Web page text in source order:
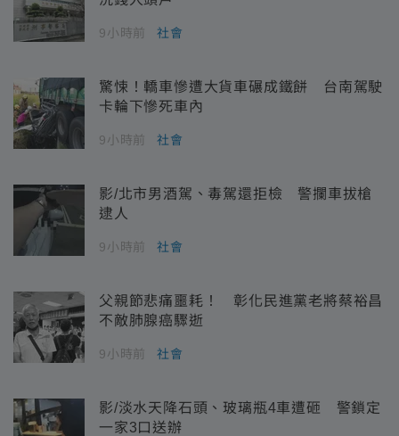
9小時前 社會
驚悚！轎車慘遭大貨車碾成鐵餅 台南駕駛
卡輪下慘死車內
9小時前 社會
影/北市男酒駕、毒駕還拒檢 警攔車拔槍
逮人
9小時前 社會
父親節悲痛噩耗！ 彰化民進黨老將蔡裕昌
不敵肺腺癌驟逝
9小時前 社會
影/淡水天降石頭、玻璃瓶4車遭砸 警鎖定
一家3口送辦